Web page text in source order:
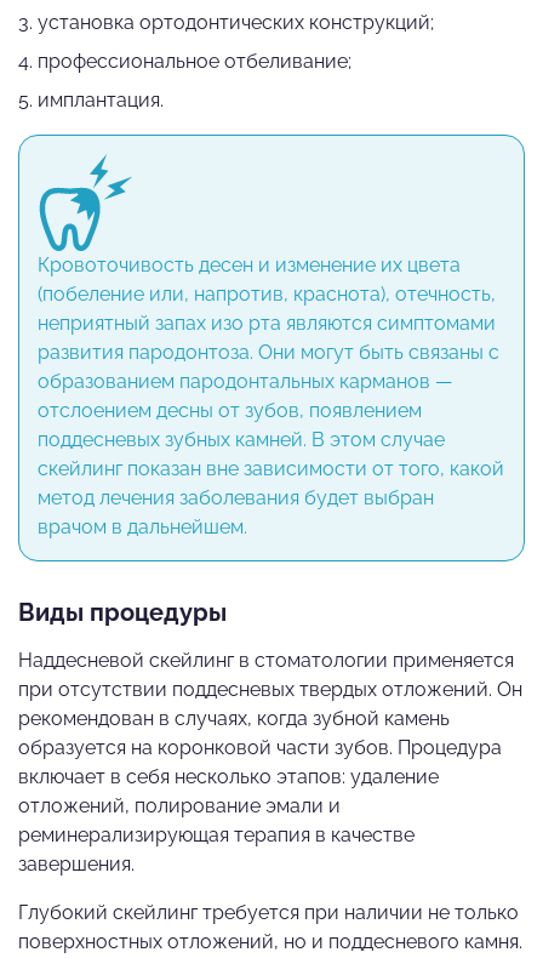
установка ортодонтических конструкций;
профессиональное отбеливание;
имплантация.
Кровоточивость десен и изменение их цвета
(побеление или, напротив, краснота), отечность,
неприятный запах изо рта являются симптомами
развития пародонтоза. Они могут быть связаны с
образованием пародонтальных карманов —
отслоением десны от зубов, появлением
поддесневых зубных камней. В этом случае
скейлинг показан вне зависимости от того, какой
метод лечения заболевания будет выбран
врачом в дальнейшем.
Виды процедуры
Наддесневой скейлинг в стоматологии применяется
при отсутствии поддесневых твердых отложений. Он
рекомендован в случаях, когда зубной камень
образуется на коронковой части зубов. Процедура
включает в себя несколько этапов: удаление
отложений, полирование эмали и
реминерализирующая терапия в качестве
завершения.
Глубокий скейлинг требуется при наличии не только
поверхностных отложений, но и поддесневого камня.